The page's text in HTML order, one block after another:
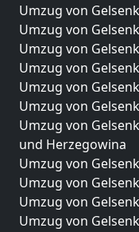
Umzug von
Umzug von
Umzug von
Umzug von
Umzug von
Umzug von
Umzug von
und Herzegowina
Umzug von
Umzug von
Umzug von
Umzug von